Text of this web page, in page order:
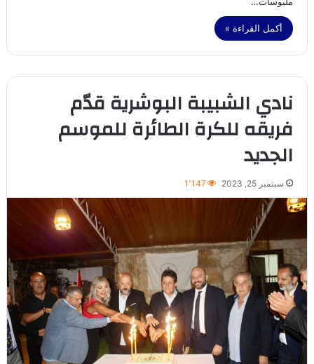
أكمل القراءة »
نادي الشبيبة البوشرية قدّم
فريقه للكرة الطائرة للموسم
الجديد
سبتمبر 25, 2023 1٬147